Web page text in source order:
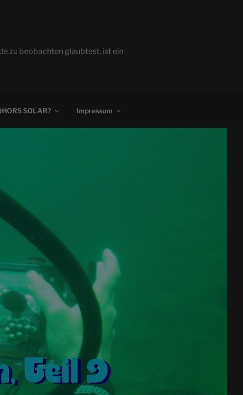
zu beobachten glaubtest, ist ein
SOLAR? Impressum